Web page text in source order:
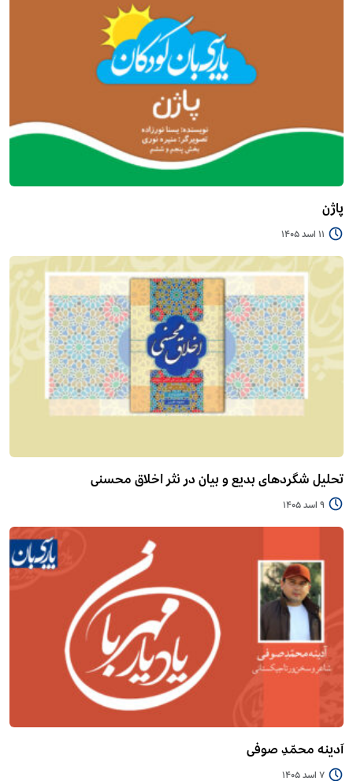
پاژن
11 اسد 1405
تحلیل شگردهای بدیع و بیان در نثر اخلاق محسنی
9 اسد 1405
آدینه محمّدِ صوفی
7 اسد 1405